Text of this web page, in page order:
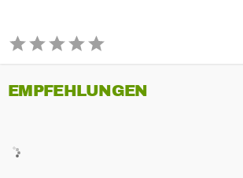
EMPFEHLUNGEN